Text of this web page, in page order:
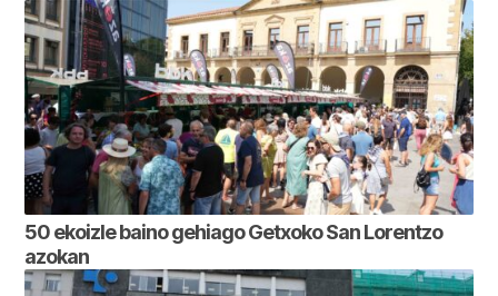
50 ekoizle baino gehiago Getxoko San Lorentzo
azokan